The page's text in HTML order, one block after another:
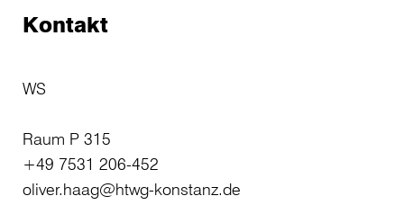
Kontakt
WS
Raum P 315
+49 7531 206-452
oliver.haag@htwg-konstanz.de